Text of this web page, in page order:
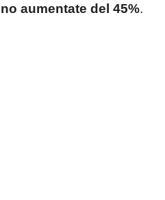
aumentate del 45%.